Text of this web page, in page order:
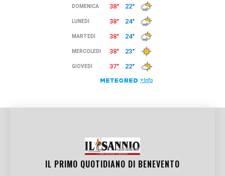
IL PRIMO QUOTIDIANO DI BENEVENTO